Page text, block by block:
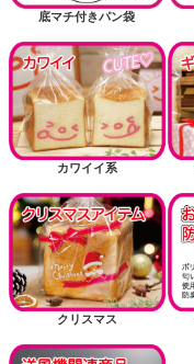
底マチ付きパン袋
カワイイ系
クリスマス